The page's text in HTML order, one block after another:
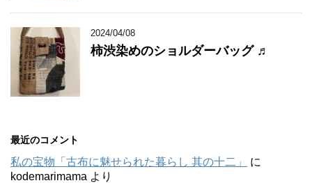
2024/04/08
柿渋染めのショルダーバッグ ♬
最近のコメント
私の宝物「古布に魅せられた暮らし 其の十二」
に
kodemarimama より